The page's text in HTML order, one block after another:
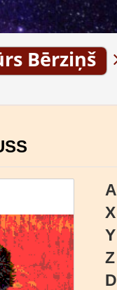
Bērziņš